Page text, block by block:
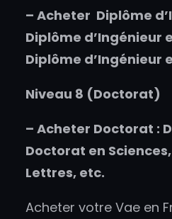
– Acheter Diplôme
Diplôme d’Ingénieur
Diplôme d’Ingénieur
Niveau 8 (Doctorat)
– Acheter Doctorat :
Doctorat en
Lettres, etc.
Acheter votre Vae en